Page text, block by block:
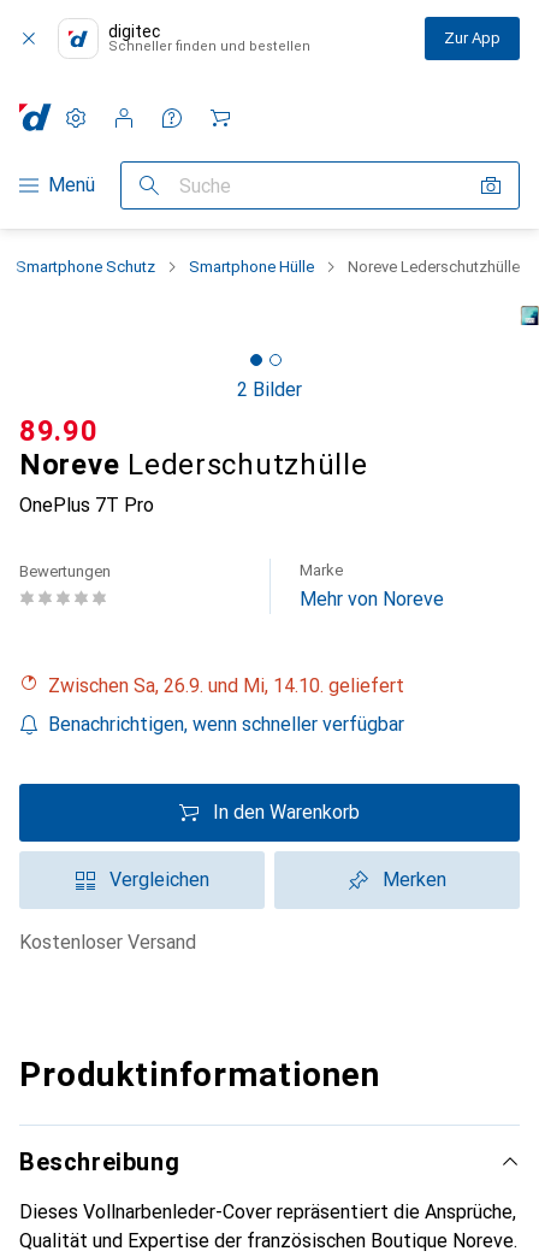
digitec
Schneller finden und bestellen Zur App
Navigation nach Kategorien
Menü Suche
Einstellungen
Kundenkonto
Vergleichslisten
Merklisten
Warenkorb
Smartphone Schutz Smartphone Hülle Noreve Lederschutzhülle
2 Bilder
Noreve Lederschutzhülle
OnePlus 7T Pro
CHF
89.90
Bewertungen Marke
Mehr von Noreve
Zwischen Sa, 26.9. und Mi, 14.10. geliefert
Benachrichtigen, wenn schneller verfügbar
In den Warenkorb
Vergleichen Merken
kostenloser Versand
Produktinformationen
Beschreibung
Dieses Vollnarbenleder-Cover repräsentiert die Ansprüche,
Qualität und Expertise der französischen Boutique Noreve.